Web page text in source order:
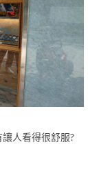
人看得很舒服?